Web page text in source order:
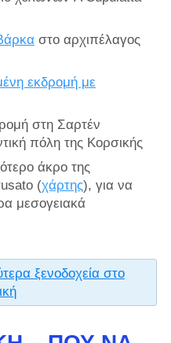
στο αρχιπέλαγος
εκδρομή με
στη Σαρτέν
πόλη της Κορσικής
άκρο της
(χάρτης), για να
μεσογειακά
ξενοδοχεία στο